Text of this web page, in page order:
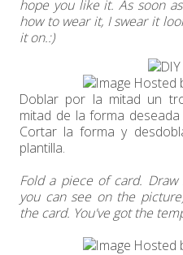
hope you like it. As soon
how to wear it, I swear it
it on.:)
Doblar por la mitad un
mitad de la forma
Cortar la forma y
plantilla.
Fold a piece of card.
you can see on the
the card. You've got the